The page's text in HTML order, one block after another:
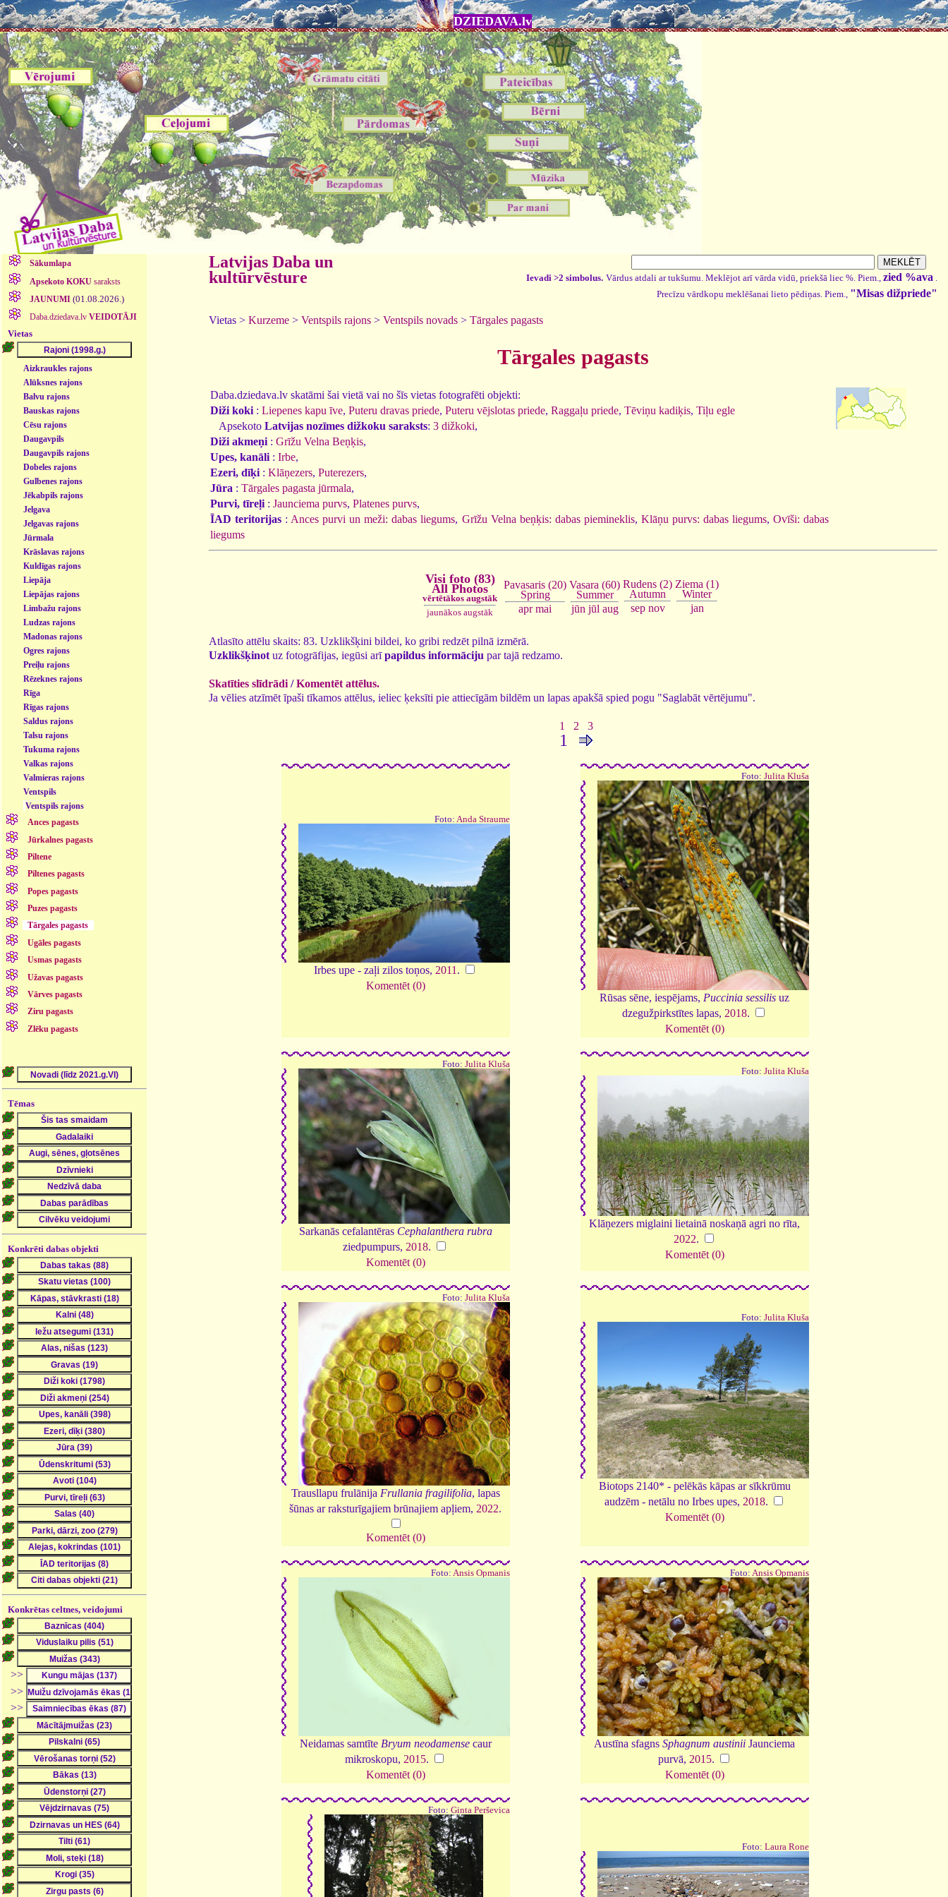
DZIEDAVA.lv
Sākumlapa
Apsekoto KOKUsaraksts
JAUNUMI (01.08.2026.)
Daba.dziedava.lv VEIDOTĀJI
Vietas
Aizkraukles rajons
Alūksnes rajons
Balvu rajons
Bauskas rajons
Cēsu rajons
Daugavpils
Daugavpils rajons
Dobeles rajons
Gulbenes rajons
Jēkabpils rajons
Jelgava
Jelgavas rajons
Jūrmala
Krāslavas rajons
Kuldīgas rajons
Liepāja
Liepājas rajons
Limbažu rajons
Ludzas rajons
Madonas rajons
Ogres rajons
Preiļu rajons
Rēzeknes rajons
Rīga
Rīgas rajons
Saldus rajons
Talsu rajons
Tukuma rajons
Valkas rajons
Valmieras rajons
Ventspils
Ventspils rajons
Ances pagasts
Jūrkalnes pagasts
Piltene
Piltenes pagasts
Popes pagasts
Puzes pagasts
Tārgales pagasts
Ugāles pagasts
Usmas pagasts
Užavas pagasts
Vārves pagasts
Ziru pagasts
Zlēku pagasts
Tēmas
Konkrēti dabas objekti
Konkrētas celtnes, veidojumi
>>
>>
>>
Latvijas Daba un
kultūrvēsture
Ievadi >2 simbolus. Vārdus atdali ar tukšumu. Meklējot arī vārda vidū, priekšā liec %. Piem., zied %ava .
Precīzu vārdkopu meklēšanai lieto pēdiņas. Piem., "Misas dižpriede"
Vietas > Kurzeme > Ventspils rajons > Ventspils novads > Tārgales pagasts
Tārgales pagasts
Daba.dziedava.lv skatāmi šai vietā vai no šīs vietas fotografēti objekti:
Diži koki : Liepenes kapu īve, Puteru dravas priede, Puteru vējslotas priede, Raggaļu priede, Tēviņu kadiķis, Tiļu egle
Apsekoto Latvijas nozīmes dižkoku saraksts: 3 dižkoki,
Diži akmeņi : Grīžu Velna Beņķis,
Upes, kanāli : Irbe,
Ezeri, dīķi : Klāņezers, Puterezers,
Jūra : Tārgales pagasta jūrmala,
Purvi, tīreļi : Jaunciema purvs, Platenes purvs,
ĪAD teritorijas : Ances purvi un meži: dabas liegums, Grīžu Velna beņķis: dabas piemineklis, Klāņu purvs: dabas liegums,Ovīši: dabas
liegums
Visi foto (83)
All Photos
vērtētākos augstāk
jaunākos augstāk
Pavasaris (20)
Spring
apr mai
Vasara (60)
Summer
jūn jūl aug
Rudens (2)
Autumn
sep nov
Ziema (1)
Winter
jan
Atlasīto attēlu skaits: 83. Uzklikšķini bildei, ko gribi redzēt pilnā izmērā.
Uzklikšķinot uz fotogrāfijas, iegūsi arīpapildus informāciju par tajā redzamo.
Skatīties slīdrādi /Komentēt attēlus.
Ja vēlies atzīmēt īpaši tīkamos attēlus, ieliec ķeksīti pie attiecīgām bildēm un lapas apakšā spied pogu "Saglabāt vērtējumu".
1 2 3
1
Foto: Anda Straume
Irbes upe - zaļi zilos toņos, 2011 .
Komentēt (0)
Foto: Julita Kluša
Rūsas sēne, iespējams, Puccinia sessilis uz
dzegužpirkstītes lapas, 2018.
Komentēt (0)
Foto: Julita Kluša
Sarkanās cefalantēras Cephalanthera rubra
ziedpumpurs, 2018.
Komentēt (0)
Foto: Julita Kluša
Klāņezers miglaini lietainā noskaņā agri no rīta,
2022.
Komentēt (0)
Foto: Julita Kluša
Trausllapu frulānija Frullania fragilifolia, lapas
šūnas ar raksturīgajiem brūnajiem apļiem, 2022.
Komentēt (0)
Foto: Julita Kluša
Biotops 2140* - pelēkās kāpas ar sīkkrūmu
audzēm - netālu no Irbes upes, 2018.
Komentēt (0)
Foto: Ansis Opmanis
Neidamas samtīte Bryum neodamensecaur
mikroskopu, 2015.
Komentēt (0)
Foto: Ansis Opmanis
Austīna sfagns Sphagnum austinii Jaunciema
purvā, 2015.
Komentēt (0)
Foto: Ginta Perševica
Foto: Laura Rone